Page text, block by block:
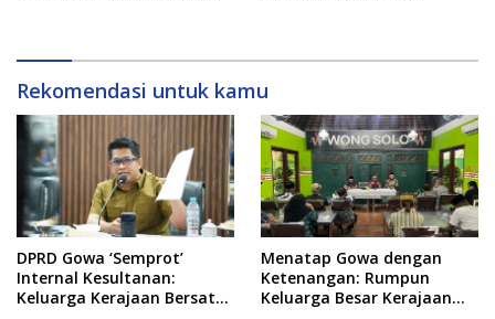
Rekomendasi untuk kamu
DPRD Gowa ‘Semprot’
Internal Kesultanan:
Keluarga Kerajaan Bersatu
Menatap Gowa dengan
Ketenangan: Rumpun
Keluarga Besar Kerajaan